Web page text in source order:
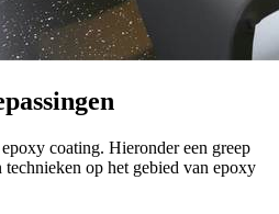
coating. Hieronder een greep
technieken op het gebied van epoxy